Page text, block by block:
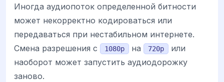
Иногда аудиопоток определенной битности
может некорректно кодироваться или
передаваться при нестабильном интернете.
Смена разрешения с
1080p на 720p
или
наоборот может запустить аудиодорожку
заново.